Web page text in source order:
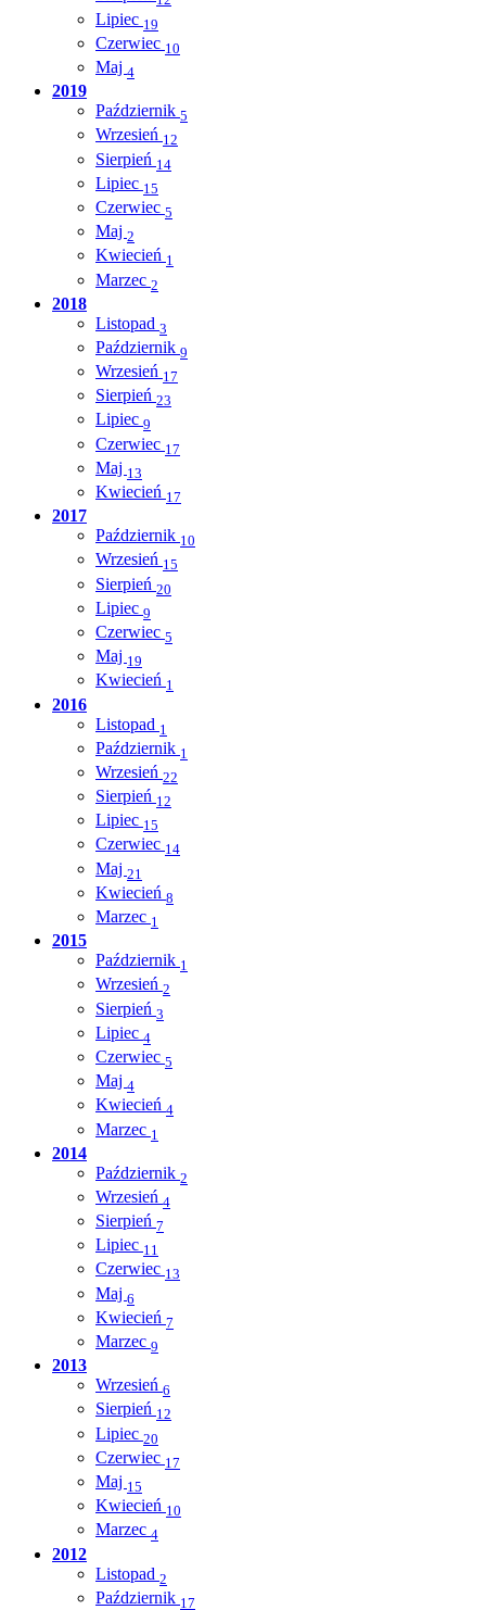
Lipiec 19
Czerwiec 10
Maj 4
2019
Październik 5
Wrzesień 12
Sierpień 14
Lipiec 15
Czerwiec 5
Maj 2
Kwiecień 1
Marzec 2
2018
Listopad 3
Październik 9
Wrzesień 17
Sierpień 23
Lipiec 9
Czerwiec 17
Maj 13
Kwiecień 17
2017
Październik 10
Wrzesień 15
Sierpień 20
Lipiec 9
Czerwiec 5
Maj 19
Kwiecień 1
2016
Listopad 1
Październik 1
Wrzesień 22
Sierpień 12
Lipiec 15
Czerwiec 14
Maj 21
Kwiecień 8
Marzec 1
2015
Październik 1
Wrzesień 2
Sierpień 3
Lipiec 4
Czerwiec 5
Maj 4
Kwiecień 4
Marzec 1
2014
Październik 2
Wrzesień 4
Sierpień 7
Lipiec 11
Czerwiec 13
Maj 6
Kwiecień 7
Marzec 9
2013
Wrzesień 6
Sierpień 12
Lipiec 20
Czerwiec 17
Maj 15
Kwiecień 10
Marzec 4
2012
Listopad 2
Październik 17